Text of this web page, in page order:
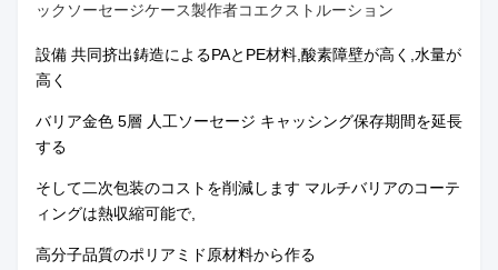
ックソーセージケース製作者コエクストルーション
設備 共同挤出鋳造によるPAとPE材料,酸素障壁が高く,水量が
高く
バリア金色 5層 人工ソーセージ キャッシング保存期間を延長
する
そして二次包装のコストを削減します マルチバリアのコーテ
ィングは熱収縮可能で,
高分子品質のポリアミド原材料から作る